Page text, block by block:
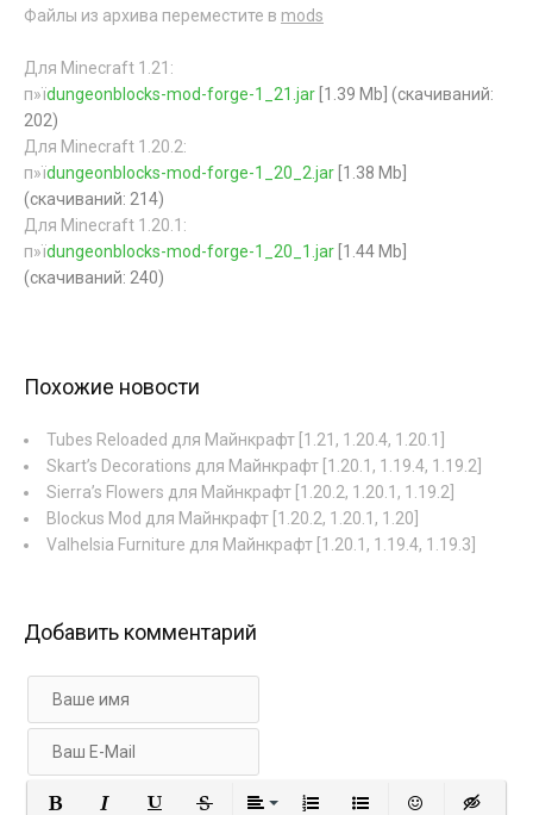
Файлы из архива переместите в mods
Для Minecraft 1.21:
п»їdungeonblocks-mod-forge-1_21.jar [1.39 Mb] (cкачиваний:
202)
Для Minecraft 1.20.2:
п»їdungeonblocks-mod-forge-1_20_2.jar [1.38 Mb]
(cкачиваний: 214)
Для Minecraft 1.20.1:
п»їdungeonblocks-mod-forge-1_20_1.jar [1.44 Mb]
(cкачиваний: 240)
Похожие новости
Tubes Reloaded для Майнкрафт [1.21, 1.20.4, 1.20.1]
Skart’s Decorations для Майнкрафт [1.20.1, 1.19.4, 1.19.2]
Sierra’s Flowers для Майнкрафт [1.20.2, 1.20.1, 1.19.2]
Blockus Mod для Майнкрафт [1.20.2, 1.20.1, 1.20]
Valhelsia Furniture для Майнкрафт [1.20.1, 1.19.4, 1.19.3]
Добавить комментарий